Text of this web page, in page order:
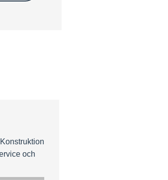
Konstruktion
och